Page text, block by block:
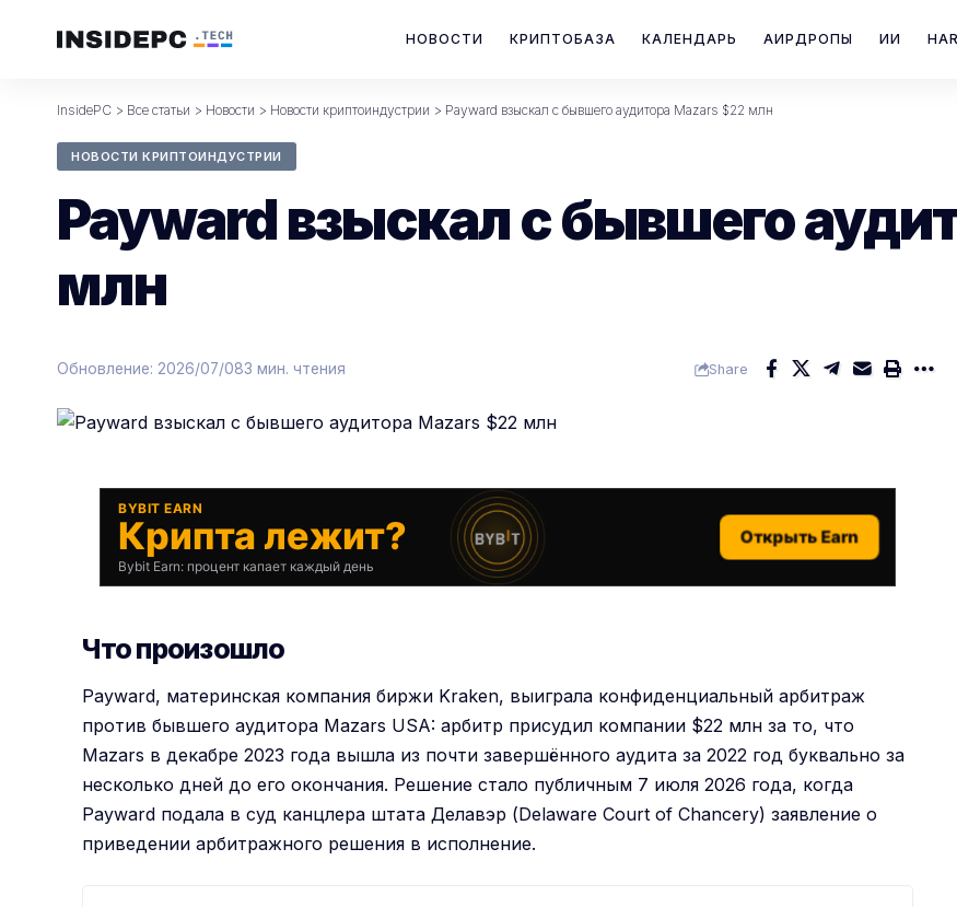
НОВОСТИ КРИПТОБАЗА КАЛЕНДАРЬ АИРДРОПЫ ИИ
InsidePC > Все статьи > Новости > Новости криптоиндустрии > Payward взыскал с бывшего аудитора Mazars $22 млн
НОВОСТИ КРИПТОИНДУСТРИИ
Payward взыскал с бывшего
млн
Обновление: 2026/07/083 мин. чтения Share
BYBIT EARN
Крипта лежит?
Bybit Earn: процент капает каждый день
Открыть Earn
Что произошло
Payward, материнская компания биржи Kraken, выиграла конфиденциальный арбитраж
против бывшего аудитора Mazars USA: арбитр присудил компании $22 млн за то, что
Mazars в декабре 2023 года вышла из почти завершённого аудита за 2022 год буквально за
несколько дней до его окончания. Решение стало публичным 7 июля 2026 года, когда
Payward подала в суд канцлера штата Делавэр (Delaware Court of Chancery) заявление о
приведении арбитражного решения в исполнение.